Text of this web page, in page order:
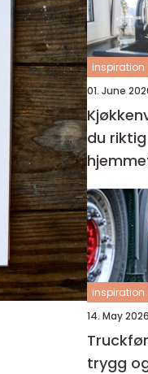
inspiration
01. June
Kjøkkenvask
du
inspiration
14. May 2026
trygg